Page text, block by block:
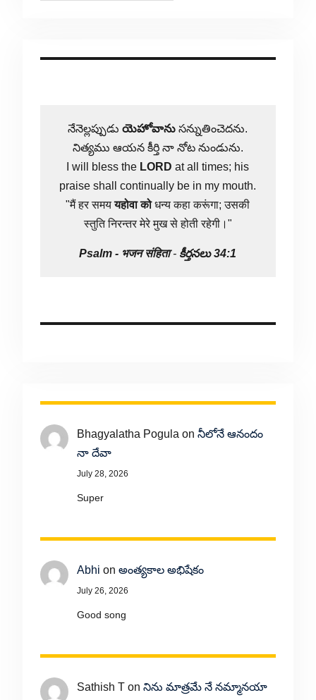
నేనెల్లప్పుడుయెహోవాను సన్నుతించెదను.
నిత్యము ఆయన కీర్తి నా నోట నుండును.
I will bless the LORD at all times; his
praise shall continually be in my mouth.
"मैं हर समययहोवा कोधन्य कहा करूंगा; उसकी
स्तुति निरन्तर मेरे मुख से होती रहेगी।"
Psalm - भजन संहिता- కీర్తనలు 34:1
Bhagyalatha Pogula on నీలోనే ఆనందం
నా దేవా
July 28, 2026
Super
Abhi on అంత్యకాల అభిషేకం
July 26, 2026
Good song
Sathish Ton నిను మాత్రమే నే నమ్మానయా